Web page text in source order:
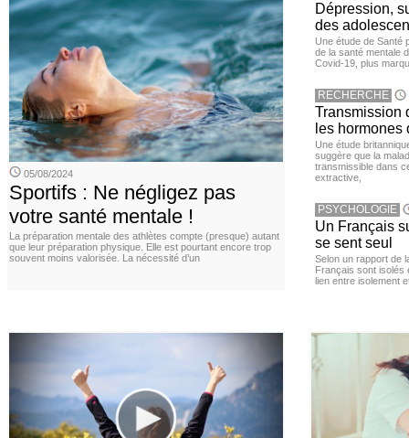
05/08/2024
Sportifs : Ne négligez pas
votre santé mentale !
La préparation mentale des athlètes compte (presque) autant
que leur préparation physique. Elle est pourtant encore trop
souvent moins valorisée. La nécessité d’un
Dépression,
des
Une étude de Santé
de la santé mentale
Covid-19, plus
RECHERCHE
Transmission
les hormones
Une étude
suggère que la
transmissible dans
extractive,
PSYCHOLOGIE
Un Français
se sent seul
Selon un rapport de
Français sont isolés
lien entre isolement